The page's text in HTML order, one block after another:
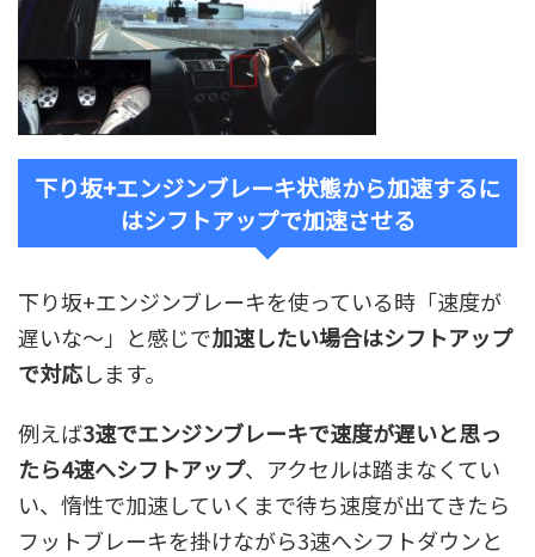
下り坂+エンジンブレーキ状態から加速するに
はシフトアップで加速させる
下り坂+エンジンブレーキを使っている時「速度が
遅いな～」と感じで加速したい場合はシフトアップ
で対応します。
例えば3速でエンジンブレーキで速度が遅いと思っ
たら4速へシフトアップ、アクセルは踏まなくてい
い、惰性で加速していくまで待ち速度が出てきたら
フットブレーキを掛けながら3速へシフトダウンと